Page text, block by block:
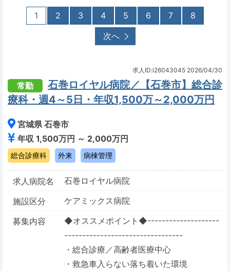
1 2 3 4 5 6 7
8
次へ
求人ID:i26043045 2026/04/30
常勤
石巻ロイヤル病院／【石巻市】総合診
療科・週4～5日・年収1,500万～2,000万円
宮城県 石巻市
年収 1,500万円 ～ 2,000万円
総合診療科 外来 病棟管理
求人病院名
石巻ロイヤル病院
施設区分
ケアミックス病院
募集内容
◆オススメポイント◆--------------------
---------------------------------
・総合診療／高齢者医療中心
・救急車入らない落ち着いた環境